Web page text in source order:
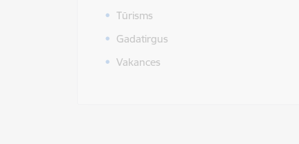
Tūrisms
Gadatirgus
Vakances